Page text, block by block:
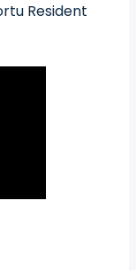
Resident